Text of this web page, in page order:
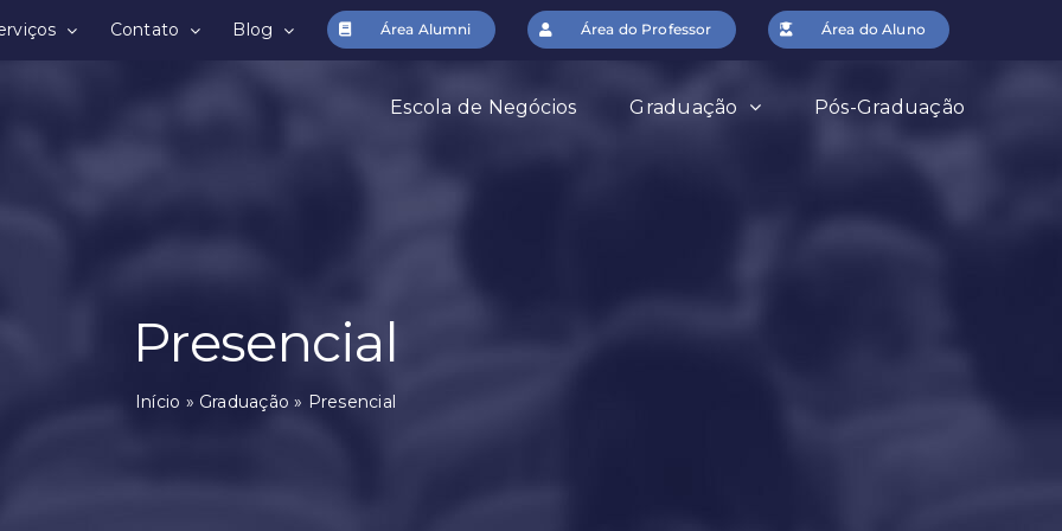
Contato Blog Área Alumni Área do Professor Área do Aluno
Escola de Negócios Graduação Pós-Graduação
Presencial
Início » Graduação » Presencial